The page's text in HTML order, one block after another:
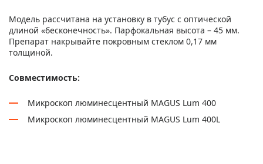
Модель рассчитана на установку в тубус с оптической
длиной «бесконечность». Парфокальная высота – 45 мм.
Препарат накрывайте покровным стеклом 0,17 мм
толщиной.
Совместимость:
Микроскоп люминесцентный MAGUS Lum 400
Микроскоп люминесцентный MAGUS Lum 400L